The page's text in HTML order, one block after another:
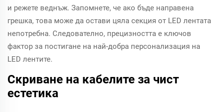
и режете веднъж. Запомнете, че ако бъде направена
грешка, това може да остави цяла секция от LED лентата
непотребна. Следователно, прецизността е ключов
фактор за постигане на най-добра персонализация на
LED лентите.
Скриване на кабелите за чист
естетика